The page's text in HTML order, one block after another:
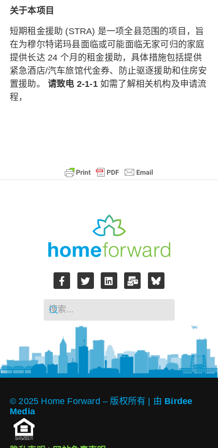
关于本项目
短期租金援助 (STRA) 是一项全县范围的项目，旨
在为穆尔特诺玛县面临或可能面临无家可归的家庭
提供长达 24 个月的租金援助，具体措施包括提供
紧急酒店/汽车旅馆代金券、
防止驱逐援助和住房安
置援助。请致电 2-1-1如需了解相关机构及申请流
程，
© 2025 Home Forward – 版权所有 | 由 Birdee
Media